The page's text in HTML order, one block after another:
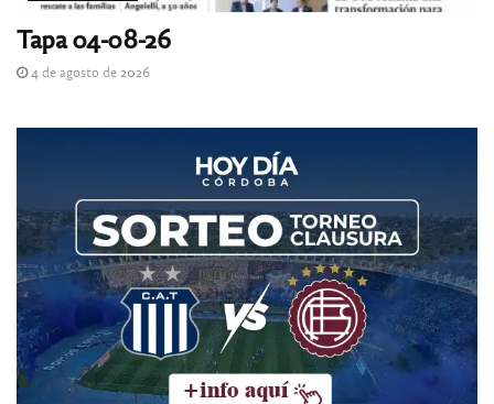
Tapa 04-08-26
4 de agosto de 2026